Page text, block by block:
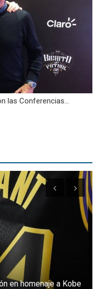
las Conferencias...
en homenaje a Kobe